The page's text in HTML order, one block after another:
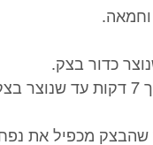
4. מוסיפים את המלח, מגבירים למהירות בינונית